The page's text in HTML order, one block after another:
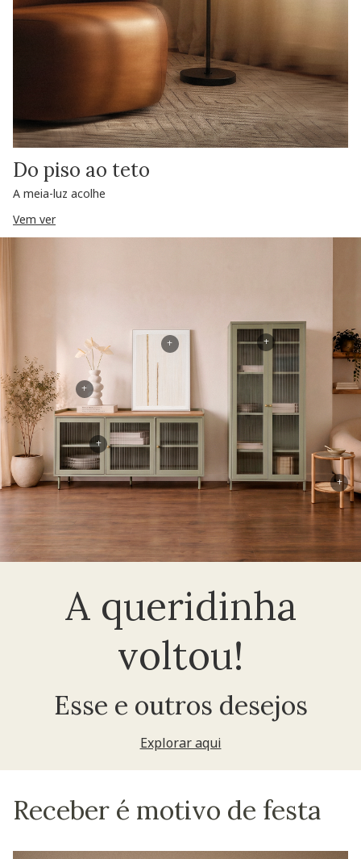
Do piso ao teto
A meia-luz acolhe
Vem ver
A queridinha
voltou!
Esse e outros desejos
Explorar aqui
+
+
+
+
+
Receber é motivo de festa